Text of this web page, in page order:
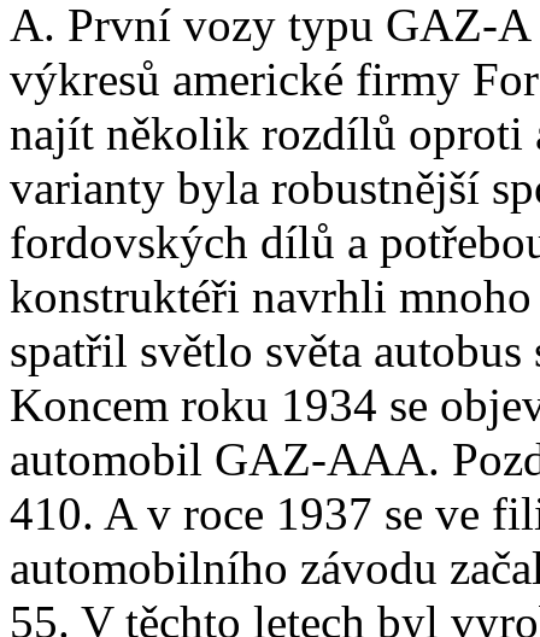
A. První vozy typu GAZ-
výkresů americké firmy
najít několik rozdílů oproti
varianty byla robustnější
fordovských dílů a
konstruktéři navrhli
spatřil světlo světa
Koncem roku 1934 se
automobil GAZ-AAA.
410. A v roce 1937 se ve
automobilního závodu
55. V těchto letech byl